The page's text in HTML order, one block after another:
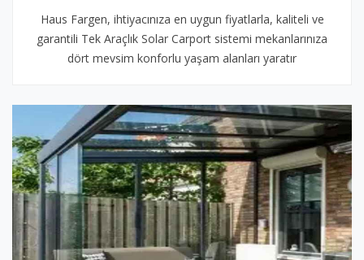
Haus Fargen, ihtiyacınıza en uygun fiyatlarla, kaliteli ve
garantili Tek Araçlık Solar Carport sistemi mekanlarınıza
dört mevsim konforlu yaşam alanları yaratır